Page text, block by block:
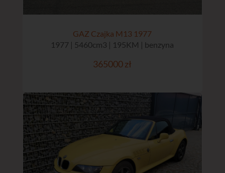
GAZ Czajka M13 1977
1977 | 5460cm3 | 195KM | benzyna
365000 zł